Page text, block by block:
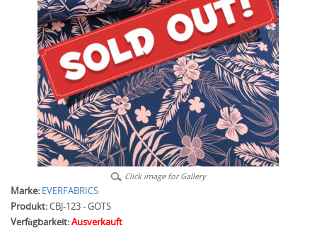
Click image for Gallery
Marke: EVERFABRICS
Produkt:CBJ-123 - GOTS
Verfügbarkeit:Ausverkauft